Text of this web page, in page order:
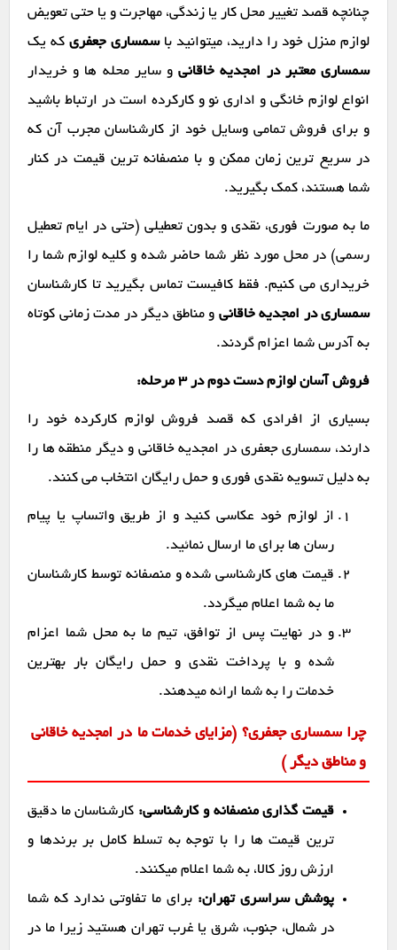
چنانچه قصد تغییر محل کار یا زندگی، مهاجرت و یا حتی تعویض
لوازم منزل خود را دارید، میتوانید باسمساری جعفری که یک
سمساری معتبر در امجدیه خاقانیو سایر محله ها و خریدار
انواع لوازم خانگی و اداری نو و کارکرده است در ارتباط باشید
و برای فروش تمامی وسایل خود از کارشناسان مجرب آن که
در سریع ترین زمان ممکن و با منصفانه ترین قیمت در کنار
شما هستند، کمک بگیرید.
ما به صورت فوری، نقدی و بدون تعطیلی (حتی در ایام تعطیل
رسمی) در محل مورد نظر شما حاضر شده و کلیه لوازم شما را
خریداری می کنیم. فقط کافیست تماس بگیرید تا کارشناسان
سمساری در امجدیه خاقانی و مناطق دیگر در مدت زمانی کوتاه
به آدرس شما اعزام گردند.
فروش آسان لوازم دست دوم در ۳ مرحله:
بسیاری از افرادی که قصد فروش لوازم کارکرده خود را
دارند، سمساری جعفری در امجدیه خاقانی و دیگر منطقه ها را
به دلیل تسویه نقدی فوری و حمل رایگان انتخاب می کنند.
از لوازم خود عکاسی کنید و از طریق واتساپ یا پیام
رسان ها برای ما ارسال نمائید.
قیمت های کارشناسی شده و منصفانه توسط کارشناسان
ما به شما اعلام میگردد.
و در نهایت پس از توافق، تیم ما به محل شما اعزام
شده و با پرداخت نقدی و حمل رایگان بار بهترین
خدمات را به شما ارائه میدهند.
چرا سمساری جعفری؟ (مزایای خدمات ما در امجدیه خاقانی
و مناطق دیگر )
قیمت گذاری منصفانه و کارشناسی: کارشناسان ما دقیق
ترین قیمت ها را با توجه به تسلط کامل بر برندها و
ارزش روز کالا، به شما اعلام میکنند.
پوشش سراسری تهران: برای ما تفاوتی ندارد که شما
در شمال، جنوب، شرق یا غرب تهران هستید زیرا ما در